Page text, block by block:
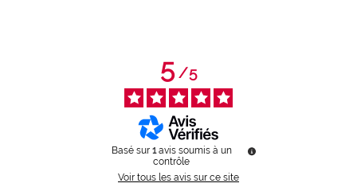
5/5
Basé sur 1 avis soumis à un
contrôle
Voir tous les avis sur ce site